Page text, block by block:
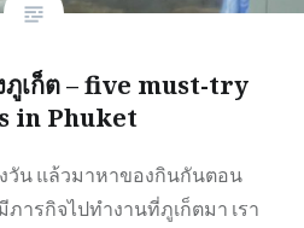
ภูเก็ต – five must-try
in Phuket
วัน แล้วมาหาของกินกันตอน
ารกิจไปทำงานที่ภูเก็ตมา เรา